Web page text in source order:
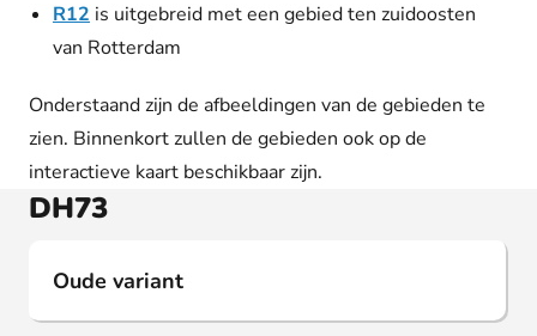
R12 is uitgebreid met een gebied ten zuidoosten
van Rotterdam
Onderstaand zijn de afbeeldingen van de gebieden te
zien. Binnenkort zullen de gebieden ook op de
interactieve kaart beschikbaar zijn.
DH73
Oude variant